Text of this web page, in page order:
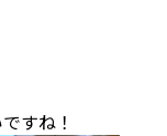
すね！